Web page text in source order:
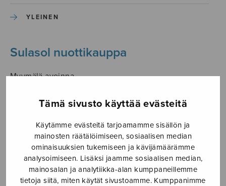
Tämä sivusto käyttää evästeitä
Käytämme evästeitä tarjoamamme sisällön ja
mainosten räätälöimiseen, sosiaalisen median
ominaisuuksien tukemiseen ja kävijämäärämme
analysoimiseen. Lisäksi jaamme sosiaalisen median,
mainosalan ja analytiikka-alan kumppaneillemme
tietoja siitä, miten käytät sivustoamme. Kumppanimme
YLEINEN
Sulasol nuottikauppa
Myymälä avoinna
00180 Helsinki
myynti@sulasol.fi
puh. 050 305 6502